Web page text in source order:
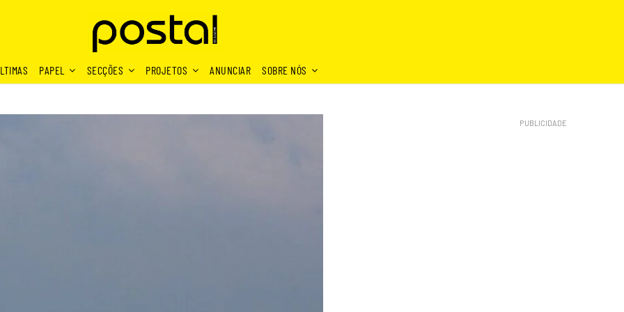
PAPEL SECÇÕES PROJETOS ANUNCIAR SOBRE NÓS